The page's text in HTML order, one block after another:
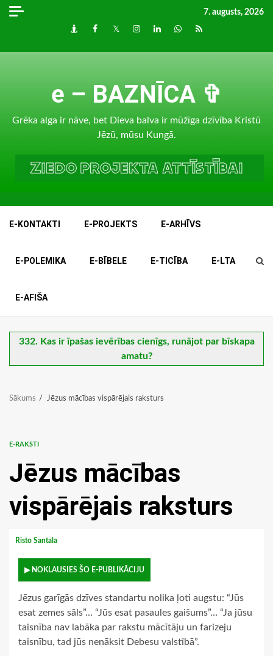
Skip
7. augusts, 2026
DraugiemFacebook
TwitterInstagram
LinkedInwhatsapp
RSS
e – BAZNĪCA ✞
Grēka alga ir nāve, bet Dieva balva ir mūžīga dzīvība Kristū
Jēzū, mūsu Kungā.
E-KONTAKTI E-PROJEKTS E-ARHĪVS
E-POLEMIKA E-BĪBELE E-TICĪBA E-LTA
E-AFIŠA
332. Kas ir īpašas ievērības cienīgs, runājot par bīskapa
amatu?
Sākums Jēzus mācības vispārējais raksturs
E-RAKSTI
Jēzus mācības
vispārējais raksturs
Risto Santala
▶ NOKLAUSIES ŠO E-PUBLIKĀCIJU
Jēzus garīgās dzīves standartu nolika ļoti augstu: “Jūs
esat zemes sāls”… “Jūs esat pasaules gaišums”… “Ja jūsu
taisnība nav labāka par rakstu mācītāju un farizeju
taisnību, tad jūs nenāksit Debesu valstībā”.